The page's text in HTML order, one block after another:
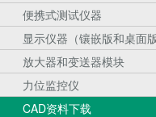
便携式测试仪器
显示仪器（镶嵌版和桌面版
放大器和变送器模块
力位监控仪
CAD资料下载